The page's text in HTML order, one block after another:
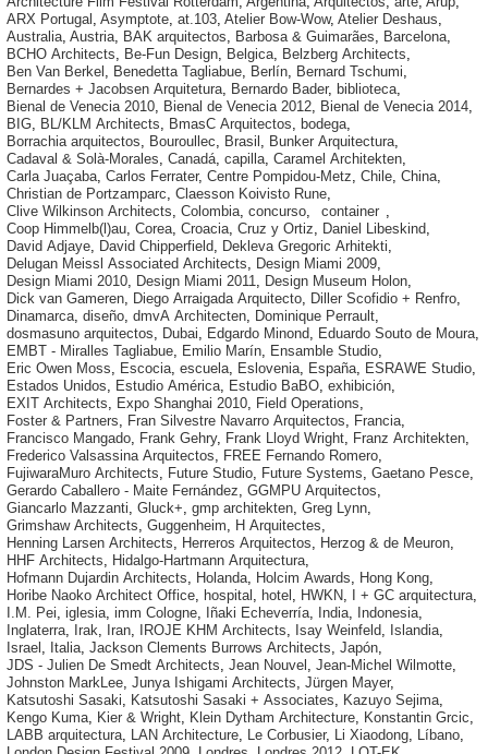
ARX Portugal , Asymptote, at.103, Atelier Bow-Wow, Atelier Deshaus,
Australia, Austria, BAK arquitectos, Barbosa & Guimarães, Barcelona,
BCHO Architects, Be-Fun Design, Belgica, Belzberg Architects,
Ben Van Berkel , Benedetta Tagliabue, Berlín, Bernard Tschumi,
Bernardes + Jacobsen Arquitetura, Bernardo Bader, biblioteca,
Bienal de Venecia 2010, Bienal de Venecia 2012, Bienal de Venecia 2014,
BIG, BL/KLM Architects, BmasC Arquitectos, bodega,
Borrachia arquitectos, Bouroullec, Brasil , Bunker Arquitectura,
Cadaval & Solà-Morales, Canadá, capilla, Caramel Architekten,
Carla Juaçaba, Carlos Ferrater, Centre Pompidou-Metz, Chile, China,
Christian de Portzamparc, Claesson Koivisto Rune,
Clive Wilkinson Architects, Colombia, concurso, container ,
Coop Himmelb(l)au, Corea, Croacia, Cruz y Ortiz, Daniel Libeskind,
David Adjaye, David Chipperfield, Dekleva Gregoric Arhitekti,
Delugan Meissl Associated Architects, Design Miami 2009,
Design Miami 2010, Design Miami 2011, Design Museum Holon,
Dick van Gameren, Diego Arraigada Arquitecto, Diller Scofidio + Renfro,
Dinamarca, diseño, dmvA Architecten, Dominique Perrault,
dosmasuno arquitectos, Dubai, Edgardo Minond, Eduardo Souto de Moura,
EMBT - Miralles Tagliabue, Emilio Marín, Ensamble Studio,
Eric Owen Moss, Escocia, escuela, Eslovenia, España, ESRAWE Studio,
Estados Unidos, Estudio América, Estudio BaBO, exhibición,
EXIT Architects, Expo Shanghai 2010, Field Operations,
Foster & Partners, Fran Silvestre Navarro Arquitectos, Francia,
Francisco Mangado, Frank Gehry, Frank Lloyd Wright, Franz Architekten,
Frederico Valsassina Arquitectos, FREE Fernando Romero,
FujiwaraMuro Architects, Future Studio, Future Systems, Gaetano Pesce,
Gerardo Caballero - Maite Fernández, GGMPU Arquitectos,
Giancarlo Mazzanti, Gluck+, gmp architekten, Greg Lynn,
Grimshaw Architects, Guggenheim, H Arquitectes,
Henning Larsen Architects, Herreros Arquitectos, Herzog & de Meuron,
HHF Architects, Hidalgo-Hartmann Arquitectura,
Hofmann Dujardin Architects, Holanda, Holcim Awards, Hong Kong,
Horibe Naoko Architect Office, hospital , hotel , HWKN, I + GC arquitectura,
I.M. Pei, iglesia, imm Cologne, Iñaki Echeverría, India, Indonesia,
Inglaterra, Irak, Iran, IROJE KHM Architects, Isay Weinfeld, Islandia,
Israel , Italia, Jackson Clements Burrows Architects, Japón,
JDS - Julien De Smedt Architects, Jean Nouvel , Jean-Michel Wilmotte,
Johnston MarkLee, Junya Ishigami Architects, Jürgen Mayer,
Katsutoshi Sasaki, Katsutoshi Sasaki + Associates, Kazuyo Sejima,
Kengo Kuma, Kier & Wright, Klein Dytham Architecture, Konstantin Grcic,
LABB arquitectura, LAN Architecture, Le Corbusier, Li Xiaodong, Líbano,